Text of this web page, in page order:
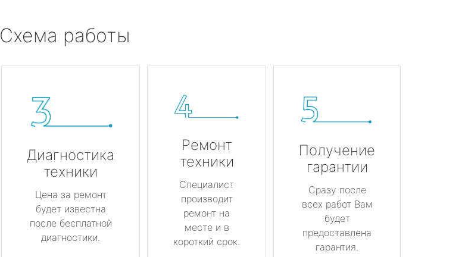
Схема работы
Диагностика
техники
Цена за ремонт
будет известна
после бесплатной
диагностики.
Ремонт
техники
Специалист
производит
ремонт на
месте и в
короткий срок.
Получение
гарантии
Сразу после
всех работ Вам
будет
предоставлена
гарантия.